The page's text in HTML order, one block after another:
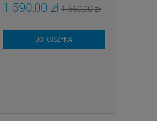
1 590,00 zł 1 660,00 zł
DO KOSZYKA